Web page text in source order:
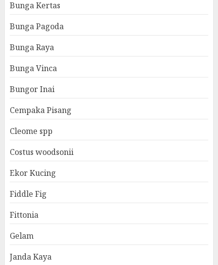
Bunga Kertas
Bunga Pagoda
Bunga Raya
Bunga Vinca
Bungor Inai
Cempaka Pisang
Cleome spp
Costus woodsonii
Ekor Kucing
Fiddle Fig
Fittonia
Gelam
Janda Kaya